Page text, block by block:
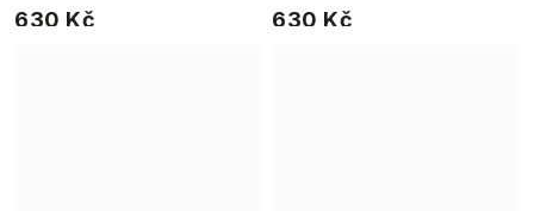
630 Kč
trojúhelníkovým zakončením a
630 Kč
trojúhelníkovým zakončením a